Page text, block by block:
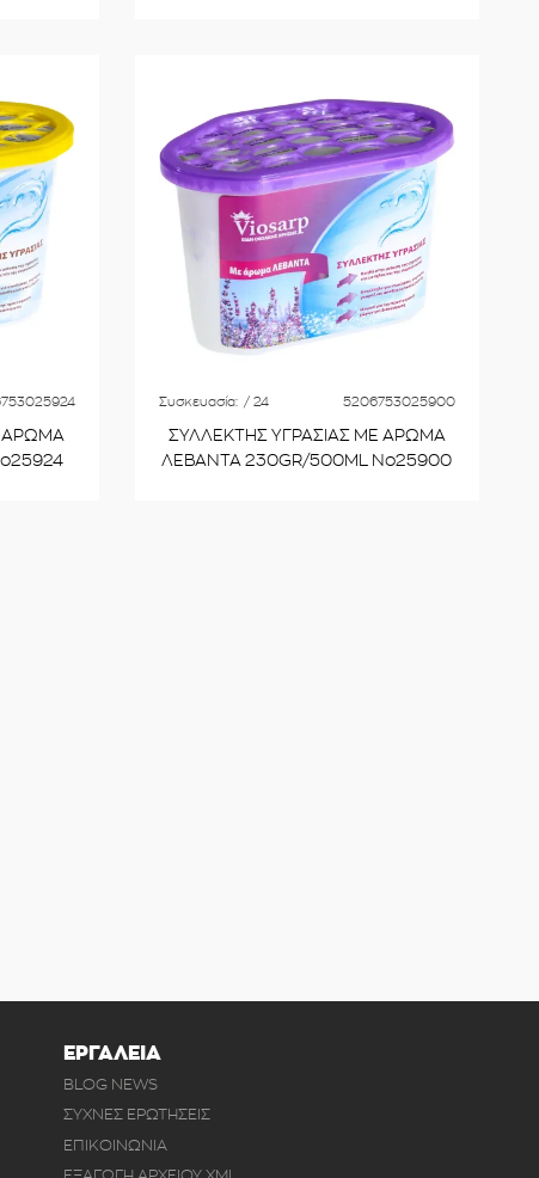
ΑΡΩΜΑ
Συσκευασία: / 24 5206753025900
ΣΥΛΛΕΚΤΗΣ ΥΓΡΑΣΙΑΣ ΜΕ ΑΡΩΜΑ
ΛΕΒΑΝΤΑ 230GR/500ML No25900
ΕΡΓΑΛΕΙΑ
BLOG NEWS
ΣΥΧΝΕΣ ΕΡΩΤΗΣΕΙΣ
ΕΠΙΚΟΙΝΩΝΙΑ